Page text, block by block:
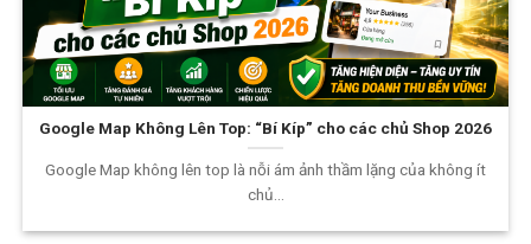
Google Map Không Lên Top: “Bí Kíp” cho các chủ Shop 2026
Google Map không lên top là nỗi ám ảnh thầm lặng của không ít
chủ...